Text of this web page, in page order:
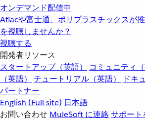
オンデマンド配信中
Aflacや富士通、ポリプラスチックスが
を視聴しませんか？
視聴する
開発者リソース
スタートアップ（英語）
コミュニティ（
（英語）
チュートリアル（英語）
ドキ
パートナー
English (Full site) 日本語
お問い合わせ MuleSoft に連絡サポート